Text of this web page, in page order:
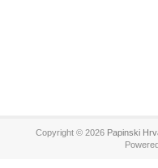
Copyright © 2026 Papinski